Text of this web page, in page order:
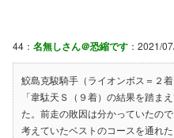
44： 名無しさん＠恐縮です ：2021/
鮫島克駿騎手（ライオンボス＝２着
「韋駄天Ｓ（９着）の結果を踏ま
た。前走の敗因は分かっていたの
考えていたベストのコースを通れ